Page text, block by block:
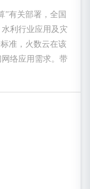
”有关部署，全国
利行业应用及灾
准，火数云在该
络应用需求。带